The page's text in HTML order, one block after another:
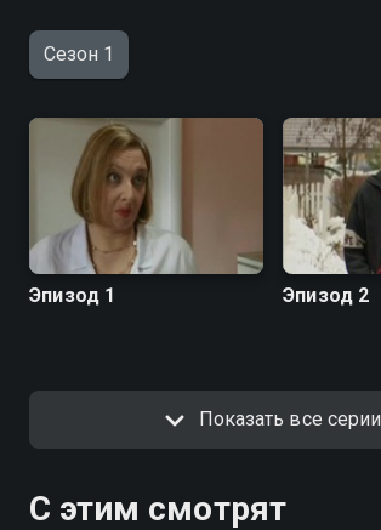
Сезон 1
Эпизод 1 Эпизод 2
Показать все серии
С этим смотрят